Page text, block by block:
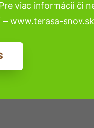
viac informácií či
www.terasa-